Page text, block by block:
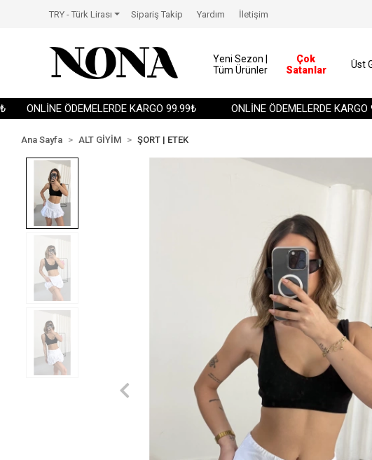
ONLİNE ÖDEMELERDE KARGO 99.99₺ ONLİNE ÖDEMELERDE KARGO
TRY - Türk Lirası Sipariş Takip Yardım İletişim
Yeni Sezon |
Tüm Ürünler
Çok
Satanlar
Üst
Ana Sayfa ALT GİYİM ŞORT | ETEK